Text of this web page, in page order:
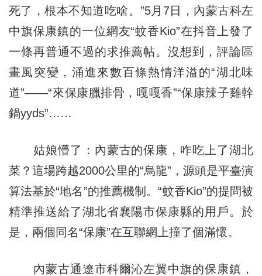
死了，根本不知道吃啥。”5月7日，內蒙古科左
中旗保康鎮的一位網友“蚊香Kio”在抖音上發了
一條再普通不過的求推薦帖。沒想到，評論區
畫風突變，涌進來數百條熱情洋溢的“湖北味
道”——“來保康臘排骨，嘎嘎香”“保康辣子雞幹
鍋yyds”……
姑娘懵了：內蒙古的保康，咋吃上了湖北
菜？這場跨越2000公里的“烏龍”，源頭是平臺演
算法基於“地名”的推薦機制。“蚊香Kio”的提問被
精準推送給了湖北省襄陽市保康縣的用戶。於
是，兩個同名“保康”在互聯網上撞了個滿懷。
內蒙古通遼市科爾沁左翼中旗的保康鎮，